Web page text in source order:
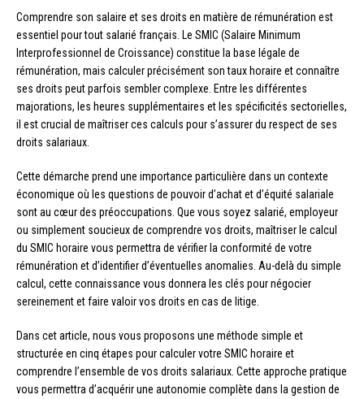
Comprendre son salaire et ses droits en matière de rémunération est
essentiel pour tout salarié français. Le SMIC (Salaire Minimum
Interprofessionnel de Croissance) constitue la base légale de
rémunération, mais calculer précisément son taux horaire et connaître
ses droits peut parfois sembler complexe. Entre les différentes
majorations, les heures supplémentaires et les spécificités sectorielles,
il est crucial de maîtriser ces calculs pour s’assurer du respect de ses
droits salariaux.
Cette démarche prend une importance particulière dans un contexte
économique où les questions de pouvoir d’achat et d’équité salariale
sont au cœur des préoccupations. Que vous soyez salarié, employeur
ou simplement soucieux de comprendre vos droits, maîtriser le calcul
du SMIC horaire vous permettra de vérifier la conformité de votre
rémunération et d’identifier d’éventuelles anomalies. Au-delà du simple
calcul, cette connaissance vous donnera les clés pour négocier
sereinement et faire valoir vos droits en cas de litige.
Dans cet article, nous vous proposons une méthode simple et
structurée en cinq étapes pour calculer votre SMIC horaire et
comprendre l’ensemble de vos droits salariaux. Cette approche pratique
vous permettra d’acquérir une autonomie complète dans la gestion de